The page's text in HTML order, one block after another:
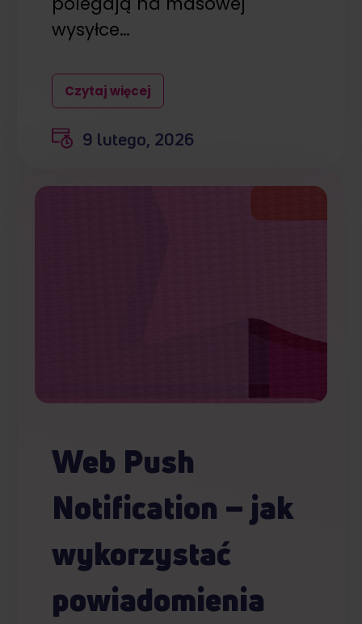
wysyłce…
Czytaj więcej
9 lutego, 2026
Web Push
Notification – jak
wykorzystać
powiadomienia